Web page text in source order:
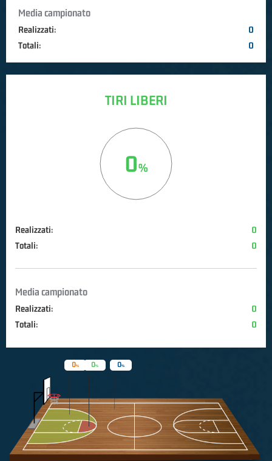
Media campionato
Realizzati:
0
Totali:
0
TIRI LIBERI
0
Realizzati:
0
Totali:
0
Media campionato
Realizzati:
0
Totali:
0
0
0 0